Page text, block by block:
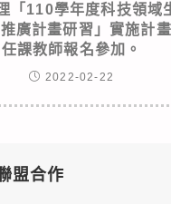
「110學年度科技領域
廣計畫研習」實施計
任課教師報名參加。
2022-02-22
盟合作